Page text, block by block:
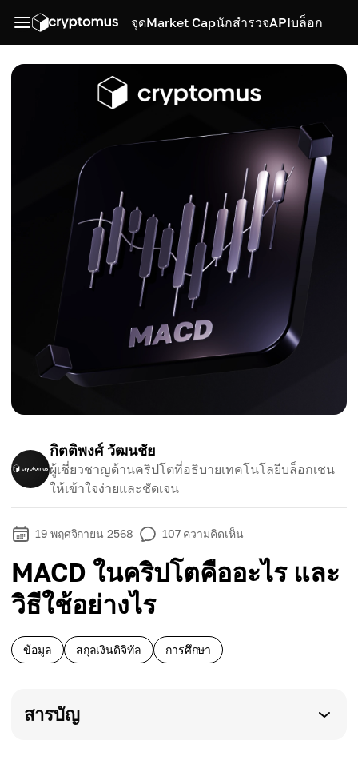
จุดMarket CapนักสำรวจAPIบล็อก
กิตติพงศ์ วัฒนชัย
ผู้เชี่ยวชาญด้านคริปโตที่อธิบายเทคโนโลยีบล็อกเชน
ให้เข้าใจง่ายและชัดเจน
19 พฤศจิกายน 2568 107 ความคิดเห็น
MACD ในคริปโตคืออะไร และ
วิธีใช้อย่างไร
ข้อมูล สกุลเงินดิจิทัล การศึกษา
สารบัญ